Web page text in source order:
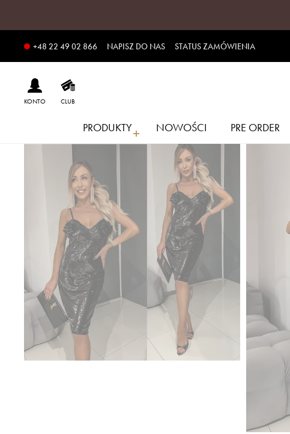
+48 22 49 02 866 NAPISZ DO NAS STATUS ZAMÓWIENIA
KONTO CLUB
PRODUKTY NOWOŚCI PRE ORDER